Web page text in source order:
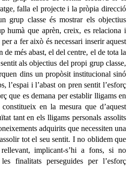
falla el projecte i la pròpia direcció
grup classe és mostrar els objectius
humà que aprèn, creix, es relaciona i
a fer això és necessari inserir aquest
de més abast, el del centre, el de tota la
als objectius del propi grup classe,
dins un propòsit institucional sinó
l’espai i l’abast on pren sentit l’esforç
que es demana per establir lligams en
en la mesura que d’aquest
tant en els lligams personals assolits
adquirits que necessiten una
tot el seu sentit. I no oblidem que
implicant-s’hi a fons, si no
finalitats perseguides per l’esforç